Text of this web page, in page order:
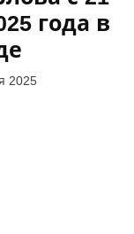
года в
2025